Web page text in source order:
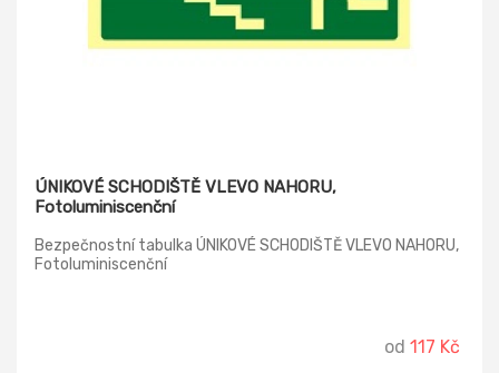
ÚNIKOVÉ SCHODIŠTĚ VLEVO NAHORU,
Fotoluminiscenční
Bezpečnostní tabulka ÚNIKOVÉ SCHODIŠTĚ VLEVO NAHORU,
Fotoluminiscenční
od 117 Kč